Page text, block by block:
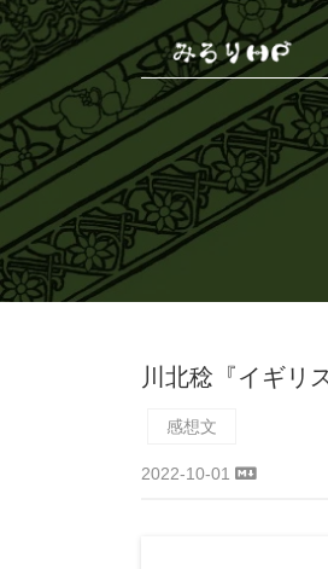
川北稔『イギリ
感想文
2022-10-01